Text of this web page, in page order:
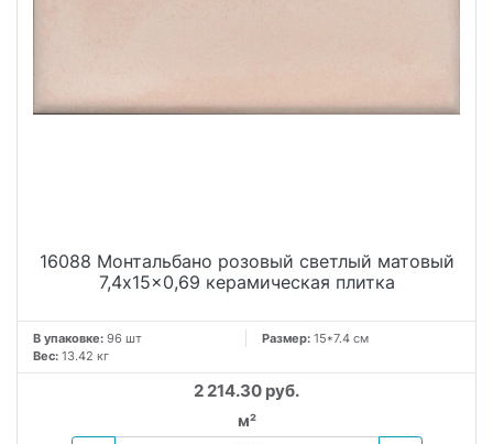
16088 Монтальбано розовый светлый матовый
7,4x15x0,69 керамическая плитка
В упаковке: 96 шт Размер: 15*7.4 см
Вес: 13.42 кг
2 214.30 руб.
м²